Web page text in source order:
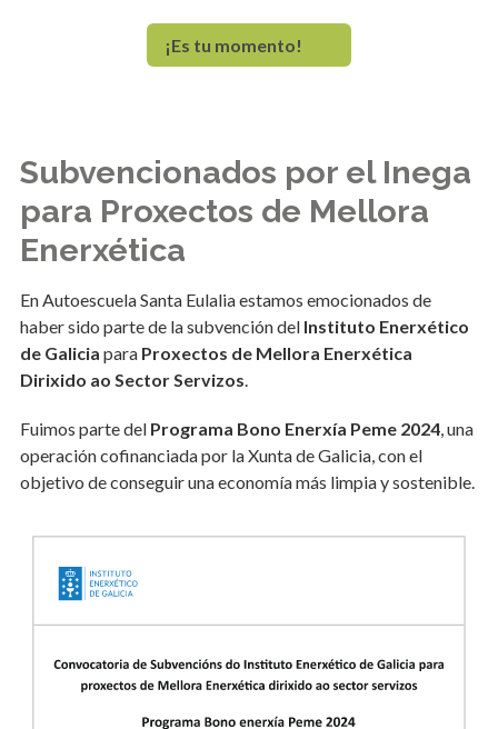
¡Es tu momento!
Subvencionados por el Inega
para Proxectos de Mellora
Enerxética
En Autoescuela Santa Eulalia estamos emocionados de
haber sido parte de la subvención del Instituto Enerxético
de Galicia para Proxectos de Mellora Enerxética
Dirixido ao Sector Servizos
Fuimos parte del Programa Bono Enerxía Peme 2024, una
operación cofinanciada por la Xunta de Galicia, con el
objetivo de conseguir una economía más limpia y sostenible.